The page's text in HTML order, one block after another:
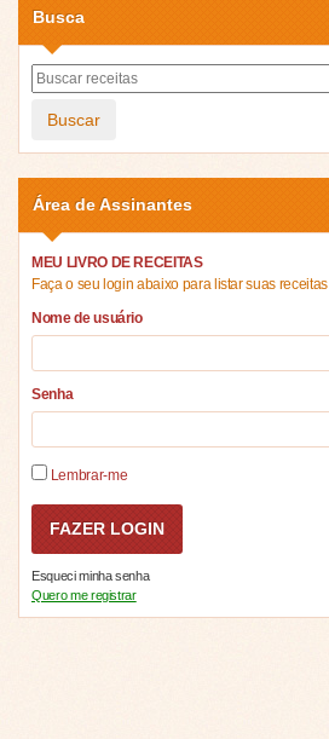
Busca
Buscar
Área de Assinantes
MEU LIVRO DE RECEITAS
Faça o seu login abaixo para listar suas receitas
Nome de usuário
Senha
Lembrar-me
Esqueci minha senha
Quero me registrar